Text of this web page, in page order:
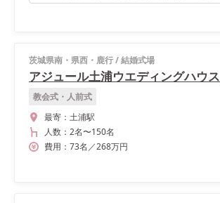
茨城県南・県西・鹿行/結婚式場
アジュール土浦ウエディングハウス
教会式・人前式
最寄： 土浦駅
人数： 2名〜150名
費用： 73名 ／268万円